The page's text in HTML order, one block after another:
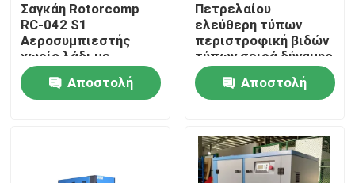
Σπίτι
Σαγκάη Rotorcomp
RC-042 S1
Αεροσυμπιεστής
χωρίς λάδι με
ταχύτητα 2890 min
Αποστολή
Πετρελαίου
ελεύθερη τύπων
περιστροφική βιδών
τύπων σειρά δύναμης
αεροσυμπιεστών δύο
επιπέδων μεγάλη
Αποστολή